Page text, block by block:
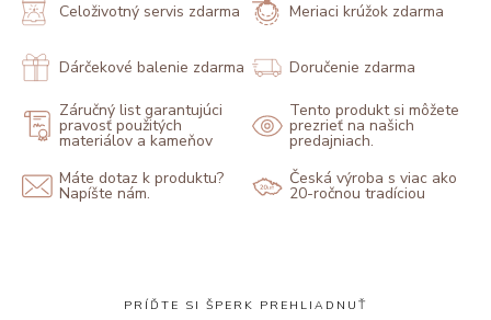
Celoživotný servis zdarma Meriaci krúžok zdarma
Dárčekové balenie zdarma Doručenie zdarma
Záručný list garantujúci
pravosť použitých
materiálov a kameňov
Tento produkt si môžete
prezrieť na našich
predajniach.
Máte dotaz k produktu?
Napíšte nám.
Česká výroba s viac ako
20-ročnou tradíciou
PRÍĎTE SI ŠPERK PREHLIADNUŤ